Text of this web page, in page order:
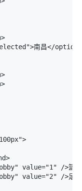
南昌</option>
value="1" />篮球
value="2" />足球